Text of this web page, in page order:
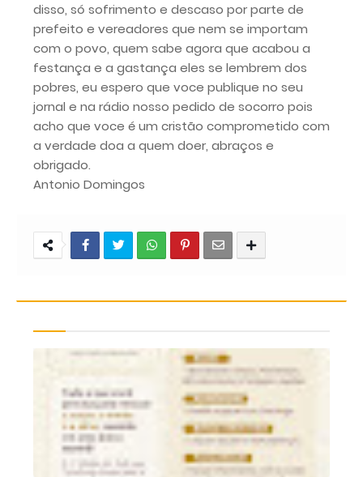
disso, só sofrimento e descaso por parte de
prefeito e vereadores que nem se importam
com o povo, quem sabe agora que acabou a
festança e a gastança eles se lembrem dos
pobres, eu espero que voce publique no seu
jornal e na rádio nosso pedido de socorro pois
acho que voce é um cristão comprometido com
a verdade doa a quem doer, abraços e
obrigado.
Antonio Domingos